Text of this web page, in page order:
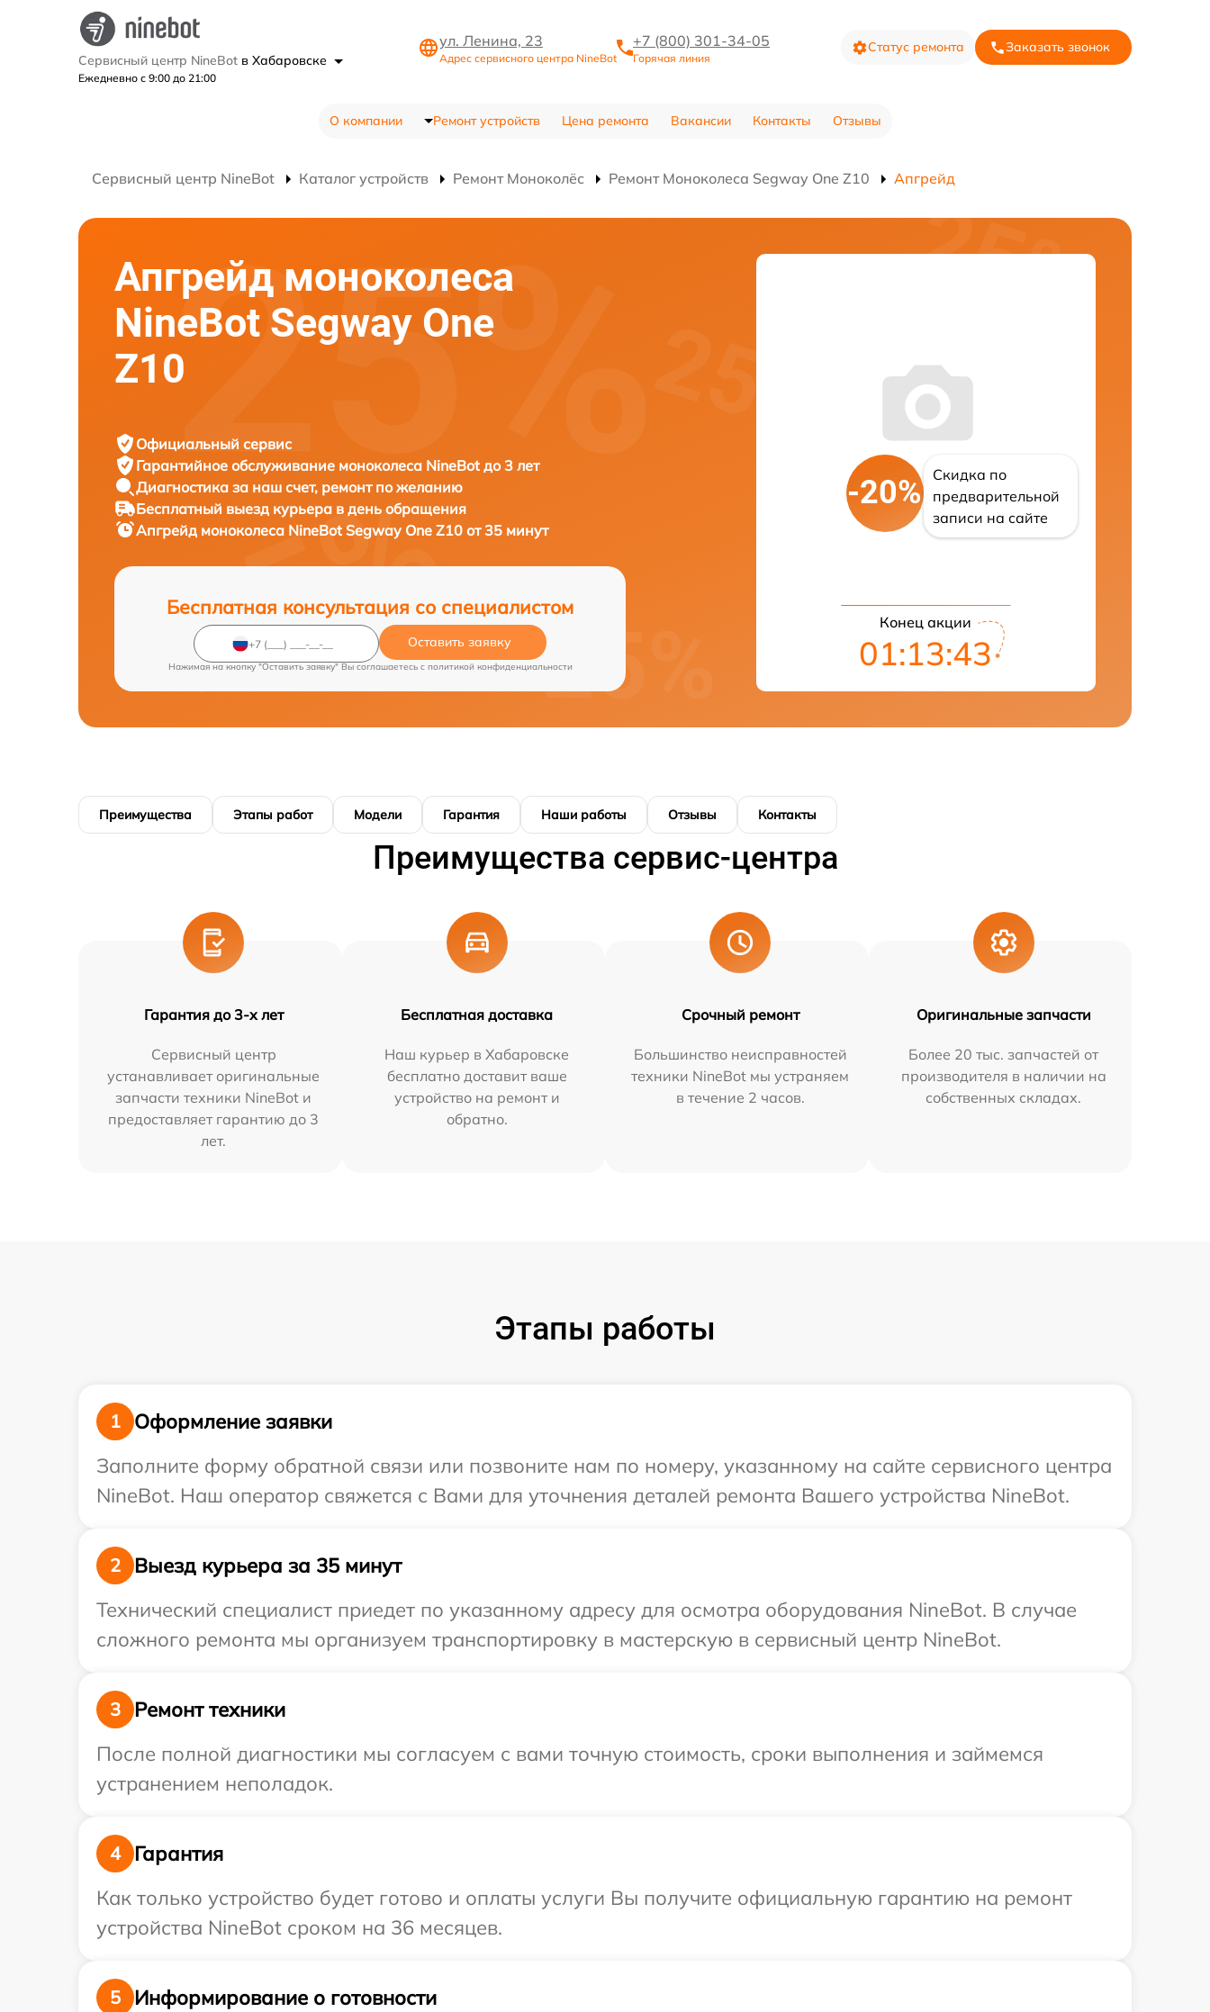
Сервисный центр NineBot в Хабаровске
Ежедневно с 9:00 до 21:00
ул. Ленина, 23
Адрес сервисного центра NineBot
+7 (800) 301-34-05
Горячая линия
Статус ремонта Заказать звонок
О компании Ремонт устройств Цена ремонта Вакансии Контакты Отзывы
Сервисный центр NineBot Каталог устройств Ремонт Моноколёс Ремонт Моноколеса Segway One Z10 Апгрейд
Апгрейд моноколеса
NineBot Segway One
Z10
Официальный сервис
Гарантийное обслуживание моноколеса NineBot до 3 лет
Диагностика за наш счет, ремонт по желанию
Бесплатный выезд курьера в день обращения
Апгрейд моноколеса NineBot Segway One Z10 от 35 минут
Бесплатная консультация со специалистом
Оставить заявку
Нажимая на кнопку "Оставить заявку" Вы соглашаетесь c политикой конфиденциальности
-20%
Скидка по
предварительной
записи на сайте
Конец акции
01:13:42
Преимущества Этапы работ Модели Гарантия Наши работы Отзывы Контакты
Преимущества сервис-центра
Гарантия до 3-х лет
Сервисный центр
устанавливает оригинальные
запчасти техники NineBot и
предоставляет гарантию до 3
лет.
Бесплатная доставка
Наш курьер в Хабаровске
бесплатно доставит ваше
устройство на ремонт и
обратно.
Срочный ремонт
Большинство неисправностей
техники NineBot мы устраняем
в течение 2 часов.
Оригинальные запчасти
Более 20 тыс. запчастей от
производителя в наличии на
собственных складах.
Этапы работы
1
Оформление заявки
Заполните форму обратной связи или позвоните нам по номеру, указанному на сайте сервисного центра
NineBot. Наш оператор свяжется с Вами для уточнения деталей ремонта Вашего устройства NineBot.
2
Выезд курьера за 35 минут
Технический специалист приедет по указанному адресу для осмотра оборудования NineBot. В случае
сложного ремонта мы организуем транспортировку в мастерскую в сервисный центр NineBot.
3
Ремонт техники
После полной диагностики мы согласуем с вами точную стоимость, сроки выполнения и займемся
устранением неполадок.
4
Гарантия
Как только устройство будет готово и оплаты услуги Вы получите официальную гарантию на ремонт
устройства NineBot сроком на 36 месяцев.
5
Информирование о готовности